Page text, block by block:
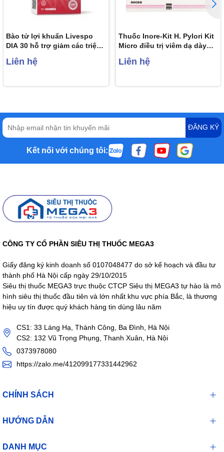
Bào tử lợi khuẩn Livespo
DIA 30 hỗ trợ giảm các triệu
loạn tiêu hoá (10 ống x 5ml)
Liên hệ
Thuốc Inore-Kit H. Pylori Kit
Micro điều trị viêm dạ dày
tràng (7 vỉ x 6 viên)
Liên hệ
ĐĂNG KÝ
Kết nối với chúng tôi:
CÔNG TY CỔ PHẦN SIÊU THỊ THUỐC MEGA3
Giấy đăng ký kinh doanh số 0107048477 do sở kế hoạch và đầu tư
thành phố Hà Nội cấp ngày 29/10/2015
Siêu thị thuốc MEGA3 trực thuộc CTCP Siêu thị MEGA3 tự hào là mô
hình siêu thị thuốc đầu tiên và lớn nhất khu vực phía Bắc, là thương
hiệu uy tín được quý khách hàng tin dùng lâu năm
CS1: 33 Láng Hạ, Thành Công, Ba Đình, Hà Nội
CS2: 132 Vũ Trọng Phụng, Thanh Xuân, Hà Nội
0373978080
https://zalo.me/412099177331442962
CHÍNH SÁCH
HƯỚNG DẪN
DANH MỤC